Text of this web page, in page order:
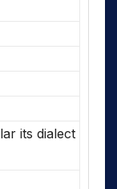
its dialect